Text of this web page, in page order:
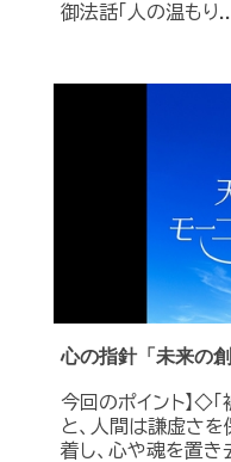
御法話「人の温もり
心の指針「未来の創
今回のポイント】◇
と、人間は謙虚さ
着し、心や魂を置